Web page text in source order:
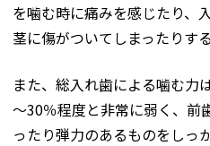
を噛む時に痛みを感じたり、
茎に傷がついてしまったりす
また、総入れ歯による噛む力
～30％程度と非常に弱く、前
ったり弾力のあるものをしっ